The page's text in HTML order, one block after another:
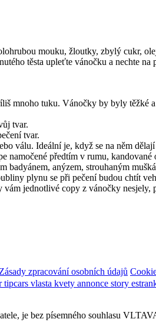
mouku, žloutky, zbylý cukr,
těsta upleťte vánočku a nechte
mnoho tuku. Vánočky by byly těžké
tvar.
tvar.
válu. Ideální je, když se na něm
namočené předtím v rumu, kandované
badyánem, anýzem, strouhaným
plynu se při pečení budou chtít
jednotlivé copy z vánočky nesjely,
Zásady zpracování osobních údajů
tipcars vlasta kvety annonce story
je bez písemného souhlasu